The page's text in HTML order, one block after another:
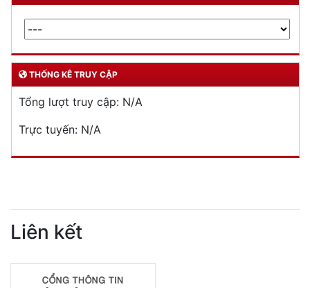
THỐNG KÊ TRUY CẬP
Tổng lượt truy cập: N/A
Trực tuyến: N/A
Liên kết